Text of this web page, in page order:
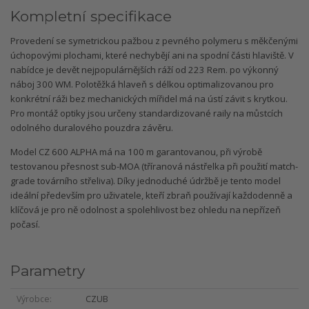
Kompletní specifikace
Provedení se symetrickou pažbou z pevného polymeru s měkčenými
úchopovými plochami, které nechybějí ani na spodní části hlaviště. V
nabídce je devět nejpopulárnějších ráží od 223 Rem. po výkonný
náboj 300 WM. Polotěžká hlaveň s délkou optimalizovanou pro
konkrétní ráži bez mechanických mířidel má na ústí závit s krytkou.
Pro montáž optiky jsou určeny standardizované raily na můstcích
odolného duralového pouzdra závěru.
Model CZ 600 ALPHA má na 100 m garantovanou, při výrobě
testovanou přesnost sub-MOA (tříranová nástřelka při použití match-
grade továrního střeliva). Díky jednoduché údržbě je tento model
ideální především pro uživatele, kteří zbraň používají každodenně a
klíčová je pro ně odolnost a spolehlivost bez ohledu na nepřízeň
počasí.
Parametry
Výrobce CZUB